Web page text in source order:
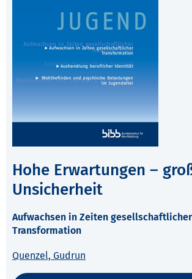
Hohe Erwartungen –
Unsicherheit
Aufwachsen in Zeiten gesellschaftlicher
Transformation
Quenzel, Gudrun